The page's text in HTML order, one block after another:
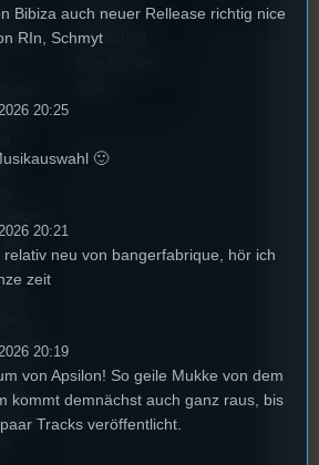
in
das
Zeit
die
Fragen
beleuchtet
Bibiza auch neuer Rellease richtig nice
RIn, Schmyt
20:25
🙂
20:21
relativ neu von bangerfabrique, hör ich
zeit
20:19
von Apsilon! So geile Mukke von dem
kommt demnächst auch ganz raus, bis
Tracks veröffentlicht.